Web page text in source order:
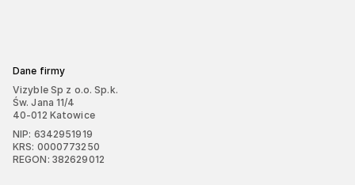
Dane firmy
Vizyble Sp z o.o. Sp.k.
Św. Jana 11/4
40-012 Katowice
NIP: 6342951919
KRS: 0000773250
REGON: 382629012